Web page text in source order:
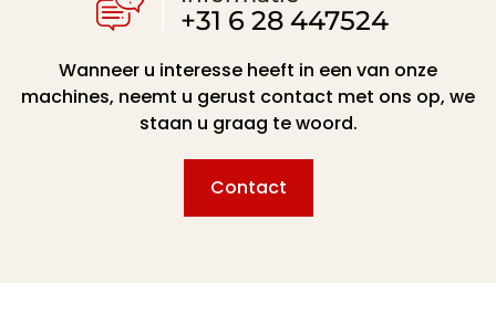
+31 6 28 447524
Wanneer u interesse heeft in een van onze
machines, neemt u gerust contact met ons op, we
staan u graag te woord.
Contact